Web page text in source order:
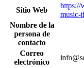
Sitio Web
https://
music-
Nombre de la
persona de
contacto
Correo
electrónico